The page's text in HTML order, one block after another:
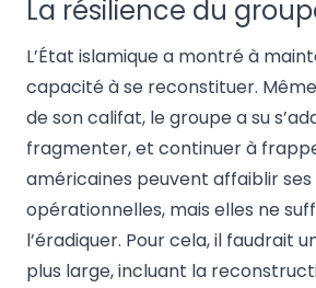
La résilience du
L’État islamique a montré à
capacité à se reconstituer.
de son califat, le groupe a su
fragmenter, et continuer à
américaines peuvent affaiblir
opérationnelles, mais elles ne
l’éradiquer. Pour cela, il faudrait
plus large, incluant la